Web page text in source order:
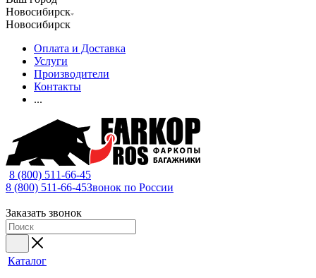
Новосибирск
Новосибирск
Оплата и Доставка
Услуги
Производители
Контакты
...
8 (800) 511-66-45
8 (800) 511-66-45Звонок по России
Заказать звонок
Каталог